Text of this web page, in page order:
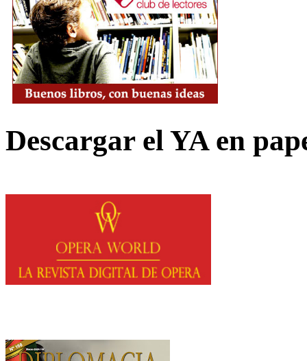
Descargar el YA en